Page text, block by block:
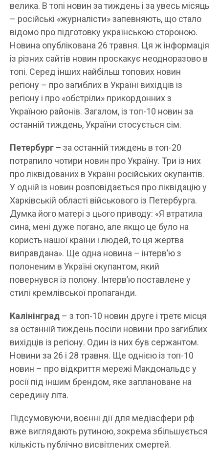
велика. В топі новин за тиждень і за увесь місяць
– російські «журналісти» запевняють, що стало
відомо про підготовку українською стороною.
Новина опублікована 26 травня. Ця ж інформація
із різних сайтів новин проскакує неодноразово в
топі. Серед інших найбільш топових новин
регіону – про загиблих в Україні вихідців із
регіону і про «обстріли» прикордонних з
Україною районів. Загалом, із топ-10 новин за
останній тиждень, України стосується сім.
Петербург – за останній тиждень в топ-20
потрапило чотири новин про Україну. Три із них
про ліквідованих в Україні російських окупантів.
У одній із новин розповідається про ліквідацію у
Харківській області військового із Петербурга.
Думка його матері з цього приводу: «Я втратила
сина, мені дуже погано, але якщо це було на
користь нашої країни і людей, то ця жертва
виправдана». Ще одна новина – інтерв’ю з
полоненим в Україні окупантом, який
повернувся із полону. Інтерв’ю поставлене у
стилі кремлівської пропаганди.
Калінінград – з топ-10 новин друге і третє місця
за останній тиждень посіли новини про загиблих
вихідців із регіону. Один із них був сержантом.
Новини за 26 і 28 травня. Ще однією із топ-10
новин – про відкриття мережі Макдональдс у
росії під іншим брендом, яке заплановане на
середину літа.
Підсумовуючи, воєнні дії для медіасфери рф
вже виглядають рутиною, зокрема збільшується
кількість публічно висвітлених смертей.